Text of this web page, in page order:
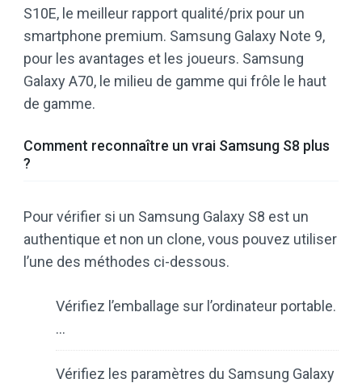
S10E, le meilleur rapport qualité/prix pour un
smartphone premium. Samsung Galaxy Note 9,
pour les avantages et les joueurs. Samsung
Galaxy A70, le milieu de gamme qui frôle le haut
de gamme.
Comment reconnaître un vrai Samsung S8 plus
?
Pour vérifier si un Samsung Galaxy S8 est un
authentique et non un clone, vous pouvez utiliser
l’une des méthodes ci-dessous.
Vérifiez l’emballage sur l’ordinateur portable.
…
Vérifiez les paramètres du Samsung Galaxy